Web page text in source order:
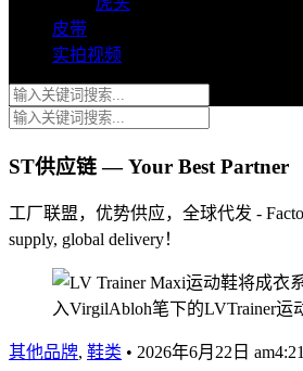
皮带
实拍视频
ST供应链 — Your Best Partner
工厂联盟，优势供应，全球代发 -
supply, global delivery！
其他品牌, 鞋类 • 2026年6月22日 am4:21